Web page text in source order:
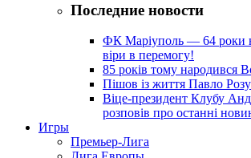
Последние новости
ФК Маріуполь — 64 роки
віри в перемогу!
85 років тому народився
Пішов із життя Павло
Віце-президент Клубу
розповів про останні
Игры
Премьер-Лига